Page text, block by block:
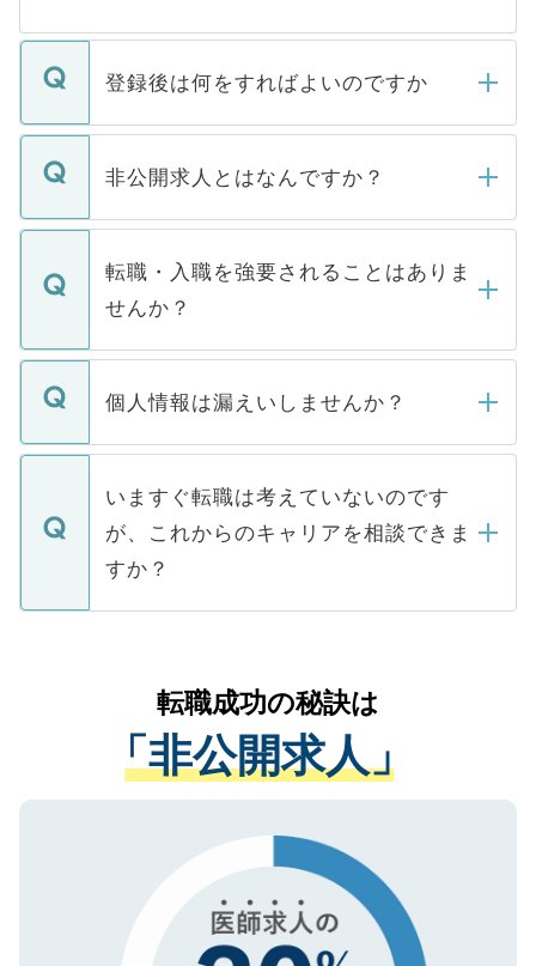
登録後は何をすればよいのですか
ご登録いただきましたら、弊社担当者がご
登録内容を確認し、その後メールもしくは
ます。通常、5営業日以内にはご連絡をせて
いただきますので、しばらくお待ちくださ
非公開求人とはなんですか？
マイナビDOCTORで取り扱っている求人の
うち約3割は、Webサイトからご覧いただ
けない「非公開求人」です。非公開求人は
下記の理由によって、一般には公開してい
ません。
■応募殺到を避けるため 人気のある医療機
関を公にしてしまうと、応募が殺到する場
に、医療機関が求める条件に合った人材の
みを人材紹介会社に依頼するケースが増え
ています。
転職・入職を強要されることはありま
せんか？
転職・入職を強要することは一切ありませ
ん。また、仮に応募先から内定をいただい
定を承諾する必要はありません。内定先へ
の辞退の連絡はキャリアパートナーが行い
個人情報は漏えいしませんか？
個人情報が漏えいすることはありませんの
で、ご安心ください。当サイトからの登録
などで収集したご登録者様の個人情報は、
ご本人のキャリアアップおよび転職活動の
支援を目的に使用いたします。お預かりし
ているすべての個人データはご本人の許可
は、個人情報の取り扱いについての厳密な
管理基準を満たした事業者のみに付与され
る、プライバシーマークを取得済みです。
で、機密保持に関してもご安心ください。
いますぐ転職は考えていないのです
が、これからのキャリアを相談できま
すか？
かがいして、現在の医療機関の状況や紹介
経験をまじえながら、適切なアドバイスを
させていただきます。すぐにご転職をされ
ない方には、長期的なサポートが可能です
ので、まずはご登録ください。
転職成功の秘訣は
「非公開求人」